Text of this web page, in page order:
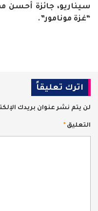
سيناريو، جائزة أحسن
“غزة مونامور”.
اترك تعليقاً
لن يتم نشر عنوان بريدك
التعليق *